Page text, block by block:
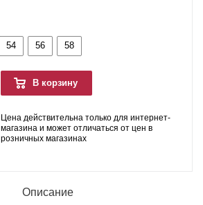
54 56 58
В корзину
Цена действительна только для интернет-
магазина и может отличаться от цен в
розничных магазинах
Описание